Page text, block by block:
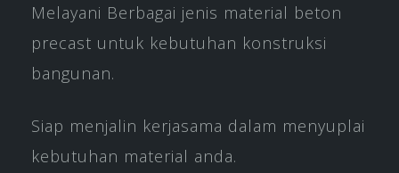
Melayani Berbagai jenis material beton
precast untuk kebutuhan konstruksi
bangunan.
Siap menjalin kerjasama dalam menyuplai
kebutuhan material anda.